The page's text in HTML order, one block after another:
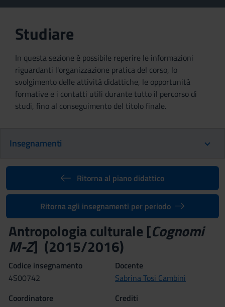
Studiare
In questa sezione è possibile reperire le informazioni
riguardanti l'organizzazione pratica del corso, lo
svolgimento delle attività didattiche, le opportunità
formative e i contatti utili durante tutto il percorso di
studi, fino al conseguimento del titolo finale.
Insegnamenti
Ritorna al piano didattico
Ritorna agli insegnamenti per periodo
Antropologia culturale [Cognomi
M-Z] (2015/2016)
Codice insegnamento
4S00742
Docente
Sabrina Tosi Cambini
Coordinatore
Crediti